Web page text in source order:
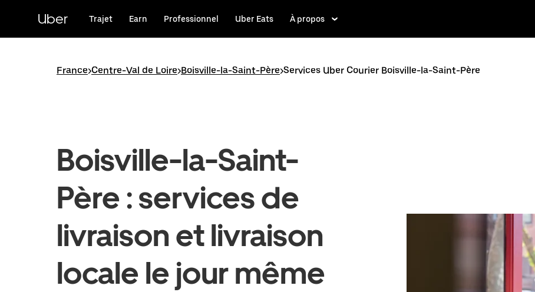
principal
Uber Trajet Earn Professionnel Uber Eats À propos
France>Centre-Val de Loire>Boisville-la-Saint-Père>Services Uber Courier Boisville-la-Saint-Père
Boisville-la-Saint-
Père : services de
livraison et livraison
locale le jour même